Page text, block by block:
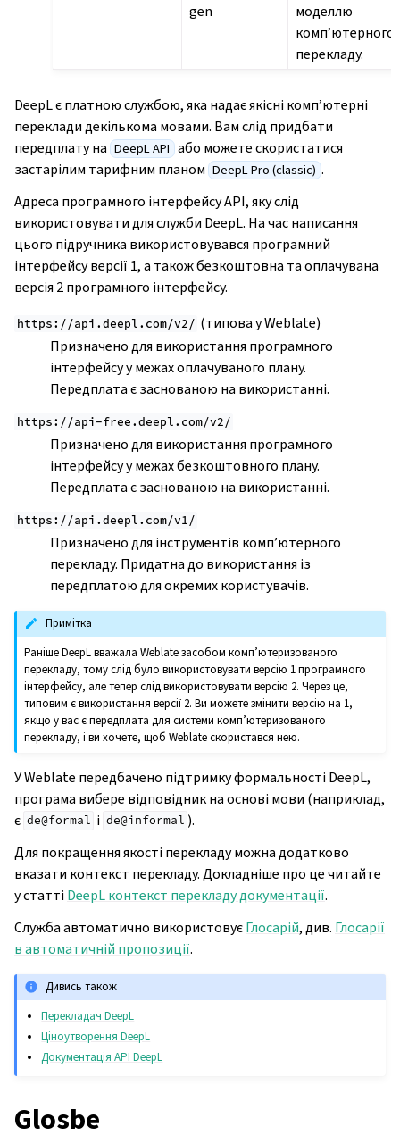
gen
моделлю
комп’ютерного
перекладу.
DeepL є платною службою, яка надає якісні комп’ютерні
переклади декількома мовами. Вам слід придбати
передплату на DeepL API або можете скористатися
застарілим тарифним планом DeepL Pro (classic) .
Адреса програмного інтерфейсу API, яку слід
використовувати для служби DeepL. На час написання
цього підручника використовувався програмний
інтерфейсу версії 1, а також безкоштовна та оплачувана
версія 2 програмного інтерфейсу.
https://api.deepl.com/v2/ (типова у Weblate)
Призначено для використання програмного
інтерфейсу у межах оплачуваного плану.
Передплата є заснованою на використанні.
https://api-free.deepl.com/v2/
Призначено для використання програмного
інтерфейсу у межах безкоштовного плану.
Передплата є заснованою на використанні.
https://api.deepl.com/v1/
Призначено для інструментів комп’ютерного
перекладу. Придатна до використання із
передплатою для окремих користувачів.
Примітка
Раніше DeepL вважала Weblate засобом комп’ютеризованого
перекладу, тому слід було використовувати версію 1 програмного
інтерфейсу, але тепер слід використовувати версію 2. Через це,
типовим є використання версії 2. Ви можете змінити версію на 1,
якщо у вас є передплата для системи комп’ютеризованого
перекладу, і ви хочете, щоб Weblate скористався нею.
У Weblate передбачено підтримку формальності DeepL,
програма вибере відповідник на основі мови (наприклад,
є de@formal і de@informal ).
Для покращення якості перекладу можна додатково
вказати контекст перекладу. Докладніше про це читайте
у статтіDeepL контекст перекладу документації.
Служба автоматично використовуєГлосарій, див. Глосарії
в автоматичній пропозиції.
Дивись також
Перекладач DeepL
Ціноутворення DeepL
Документація API DeepL
Glosbe